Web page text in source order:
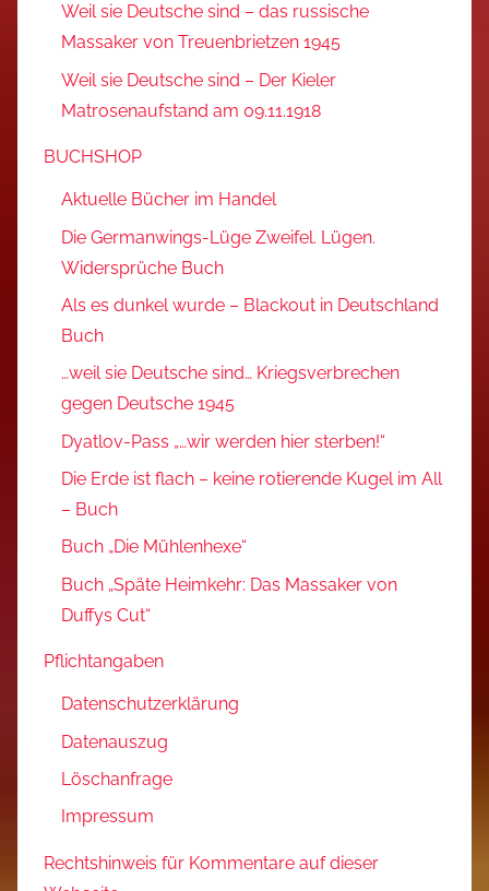
Weil sie Deutsche sind – das russische
Massaker von Treuenbrietzen 1945
Weil sie Deutsche sind – Der Kieler
Matrosenaufstand am 09.11.1918
BUCHSHOP
Aktuelle Bücher im Handel
Die Germanwings-Lüge Zweifel. Lügen.
Widersprüche Buch
Als es dunkel wurde – Blackout in Deutschland
Buch
…weil sie Deutsche sind… Kriegsverbrechen
gegen Deutsche 1945
Dyatlov-Pass „…wir werden hier sterben!“
Die Erde ist flach – keine rotierende Kugel im All
– Buch
Buch „Die Mühlenhexe“
Buch „Späte Heimkehr: Das Massaker von
Duffys Cut“
Pflichtangaben
Datenschutzerklärung
Datenauszug
Löschanfrage
Impressum
Rechtshinweis für Kommentare auf dieser